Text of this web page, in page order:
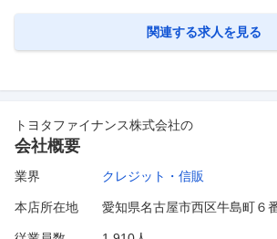
計をもとにしたユーザー体験の具体化 ・ユーザー
踏まえた画面構成・インタラクシ…
関連する求人を見る
トヨタファイナンス株式会社の
会社概要
業界 クレジット・信販
本店所在地 愛知県名古屋市西区牛島町６